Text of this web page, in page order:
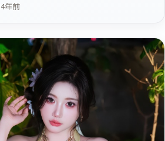
4年前